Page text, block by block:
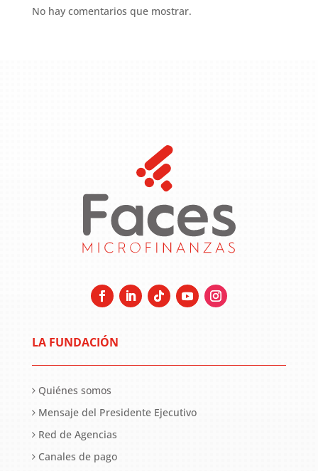
No hay comentarios que mostrar.
LA FUNDACIÓN
Quiénes somos
Mensaje del Presidente Ejecutivo
Red de Agencias
Canales de pago